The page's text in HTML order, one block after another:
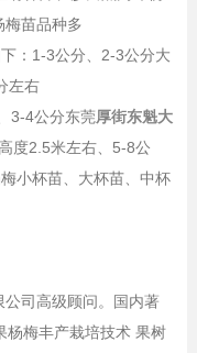
梅苗品种多
：1-3公分、2-3公分大
左右
3-4公分东莞厚街东魁大
度2.5米左右、5-8公
小杯苗、大杯苗、中杯
司高级顾问。国内著
杨梅丰产栽培技术 果树